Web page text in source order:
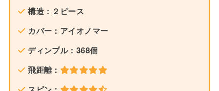
構造：２ピース
カバー：アイオノマー
ディンプル：368個
飛距離：